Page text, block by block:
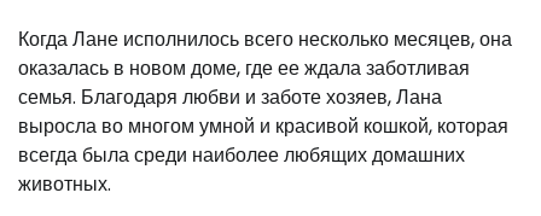
Когда Лане исполнилось всего несколько месяцев, она
оказалась в новом доме, где ее ждала заботливая
семья. Благодаря любви и заботе хозяев, Лана
выросла во многом умной и красивой кошкой, которая
всегда была среди наиболее любящих домашних
животных.